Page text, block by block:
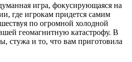
игра, фокусирующаяся на
где игрокам придется самим
по огромной холодной
геомагнитную катастрофу. В
стужа и то, что вам приготовила